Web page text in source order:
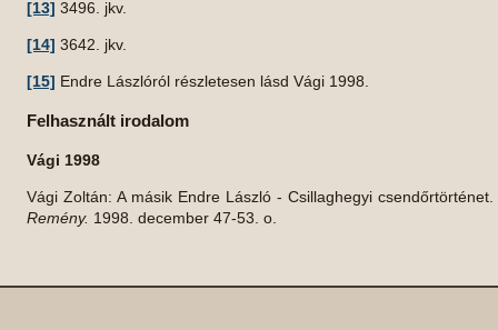
[13] 3496. jkv.
[14] 3642. jkv.
[15] Endre Lászlóról részletesen lásd Vági 1998.
Felhasznált irodalom
Vági 1998
Vági Zoltán: A másik Endre László - Csillaghegyi csendőrtörténet.
Remény. 1998. december 47-53. o.